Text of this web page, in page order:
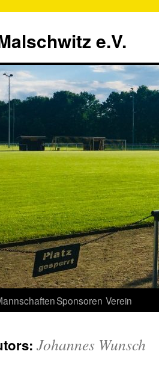
e.V.
Sponsoren Verein
Johannes Wunsch